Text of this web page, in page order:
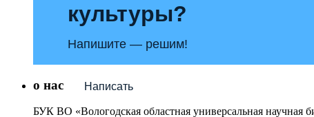
культуры?
Напишите — решим!
Написать
о нас
БУК ВО «Вологодская областная универсальная научная